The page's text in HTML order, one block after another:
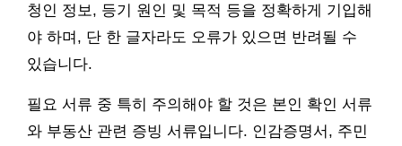
청인 정보, 등기 원인 및 목적 등을 정확하게 기입해
야 하며, 단 한 글자라도 오류가 있으면 반려될 수
있습니다.
필요 서류 중 특히 주의해야 할 것은 본인 확인 서류
와 부동산 관련 증빙 서류입니다. 인감증명서, 주민